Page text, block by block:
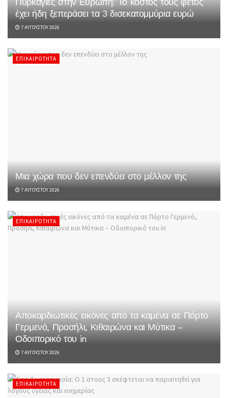
έχει ήδη ξεπεράσει τα 3 δισεκατομμύρια ευρώ
7 ΑΥΓΟΎΣΤΟΥ 2026
ΕΠΙΚΑΙΡΌΤΗΤΑ
Μια χώρα που δεν επενδύει στο μέλλον της
7 ΑΥΓΟΎΣΤΟΥ 2026
ΕΠΙΚΑΙΡΌΤΗΤΑ
Αποκαρδιωτικές εικόνες από τα καμένα σε Πόρτο
Γερμενό, Προσήλι, Κιθαιρώνα και Μύτικα –
Οδοιπορικό του in
7 ΑΥΓΟΎΣΤΟΥ 2026
ΕΠΙΚΑΙΡΌΤΗΤΑ